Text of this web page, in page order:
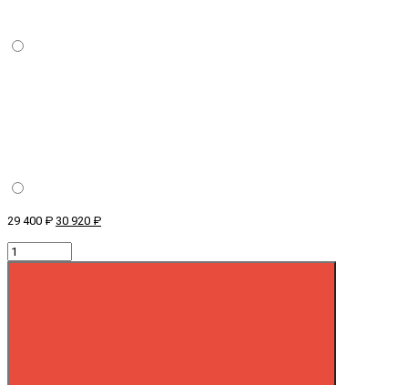
29 400 ₽ 30 920 ₽